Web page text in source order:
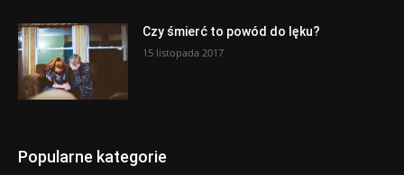
Czy śmierć to powód do lęku?
15 listopada 2017
Popularne kategorie